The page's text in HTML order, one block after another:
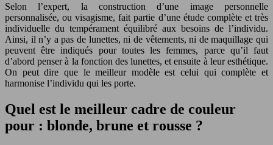
Selon l’expert, la construction d’une image personnelle
personnalisée, ou visagisme, fait partie d’une étude complète et très
individuelle du tempérament équilibré aux besoins de l’individu.
Ainsi, il n’y a pas de lunettes, ni de vêtements, ni de maquillage qui
peuvent être indiqués pour toutes les femmes, parce qu’il faut
d’abord penser à la fonction des lunettes, et ensuite à leur esthétique.
On peut dire que le meilleur modèle est celui qui complète et
harmonise l’individu qui les porte.
Quel est le meilleur cadre de couleur
pour : blonde, brune et rousse ?